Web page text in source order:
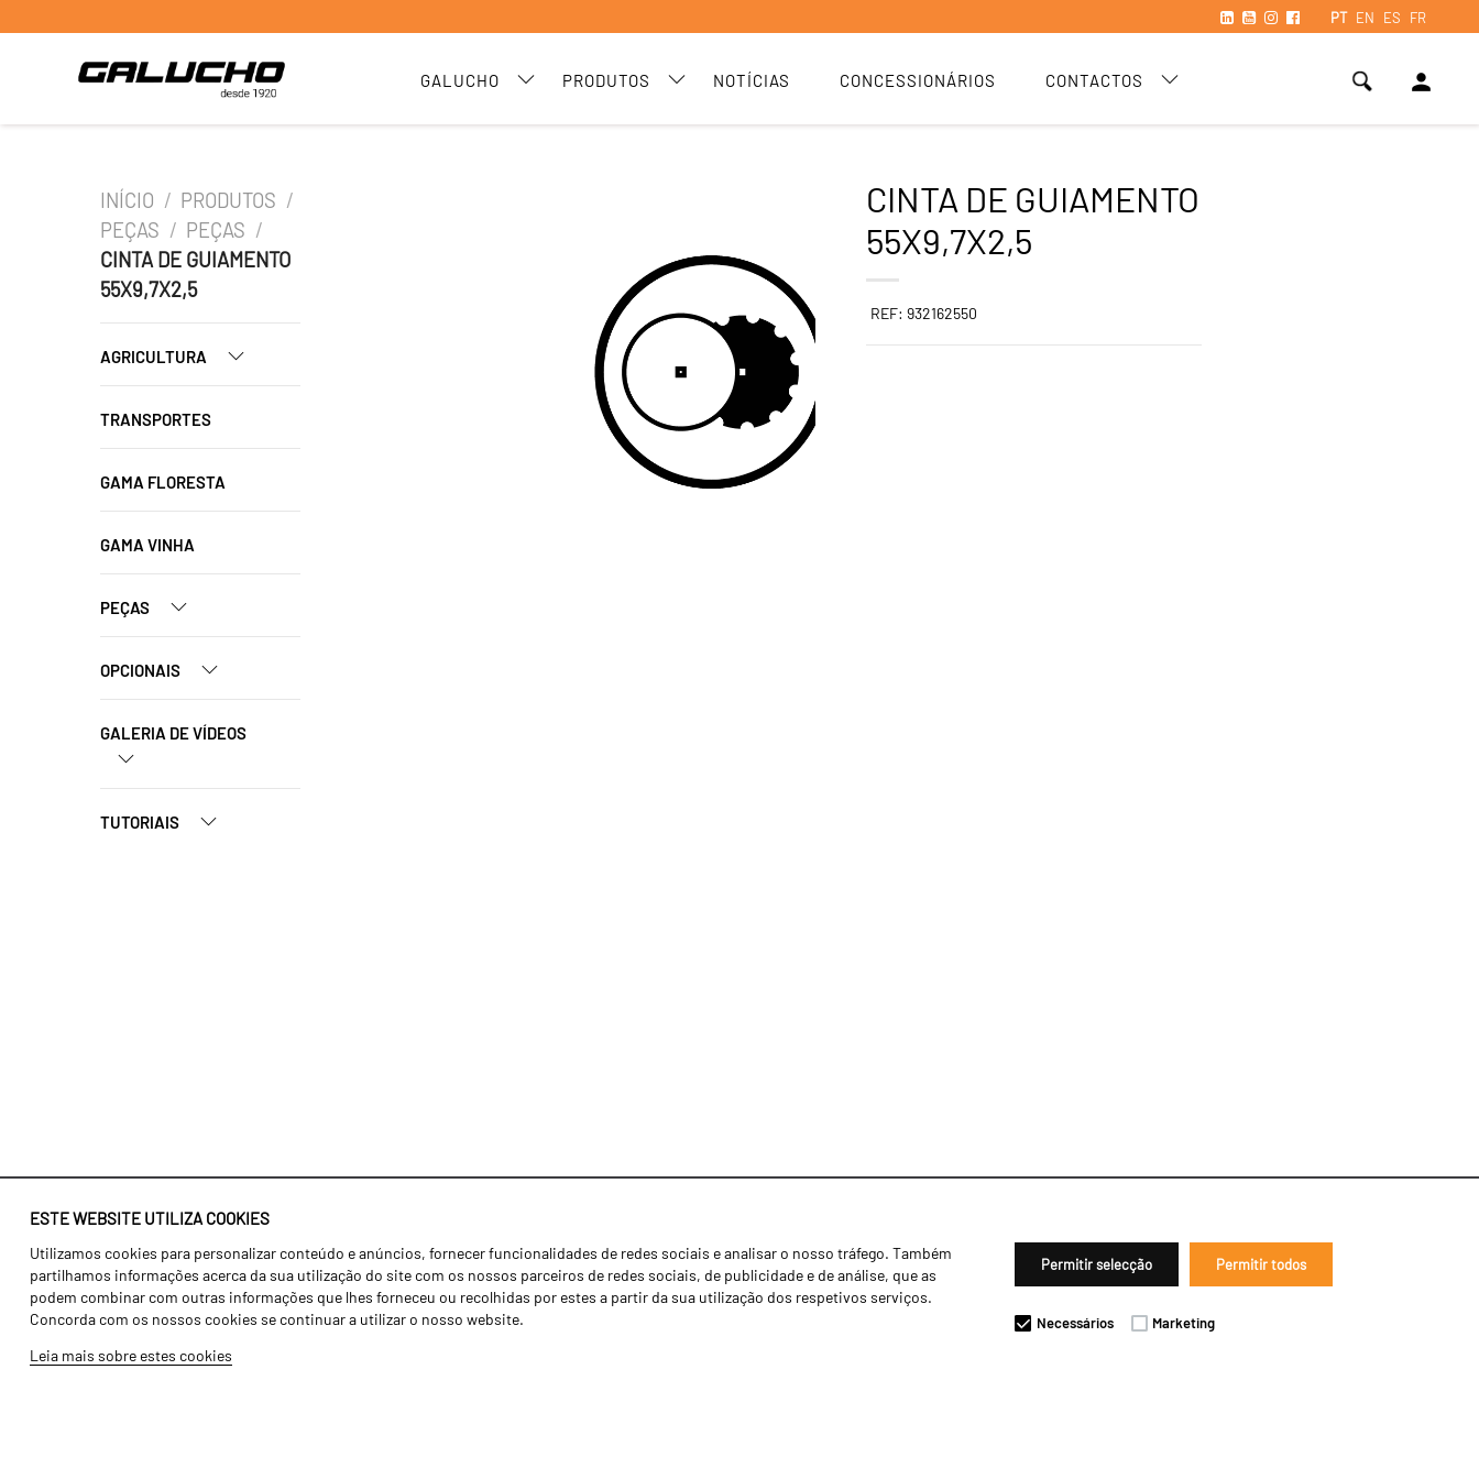
PT EN ES FR
GALUCHO PRODUTOS NOTÍCIAS CONCESSIONÁRIOS CONTACTOS person
ESTE WEBSITE UTILIZA COOKIES
Utilizamos cookies para personalizar conteúdo e anúncios, fornecer funcionalidades de redes sociais e analisar o nosso tráfego. Também
partilhamos informações acerca da sua utilização do site com os nossos parceiros de redes sociais, de publicidade e de análise, que as
podem combinar com outras informações que lhes forneceu ou recolhidas por estes a partir da sua utilização dos respetivos serviços.
Concorda com os nossos cookies se continuar a utilizar o nosso website.
Leia mais sobre estes cookies
Permitir selecção Permitir todos
Necessários Marketing
INÍCIO / PRODUTOS /
PEÇAS / PEÇAS /
CINTA DE GUIAMENTO
55X9,7X2,5
AGRICULTURA
TRANSPORTES
GAMA FLORESTA
GAMA VINHA
PEÇAS
OPCIONAIS
GALERIA DE VÍDEOS
TUTORIAIS
CINTA DE GUIAMENTO
55X9,7X2,5
REF: 932162550
Identidade
História
Fábrica / Produção
Recursos Humanos
Agricultura
Transportes
Gama Floresta
Notícias
Concessionários